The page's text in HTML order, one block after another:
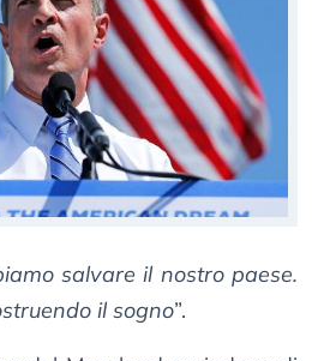
salvare il nostro paese.
il sogno”.